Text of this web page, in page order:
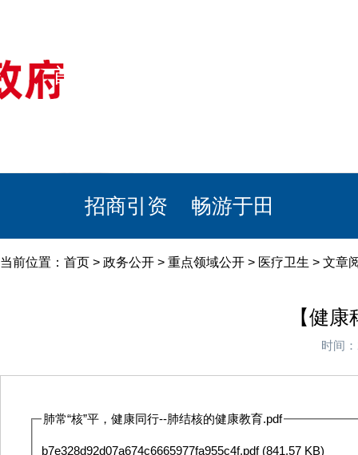
首页
招商引资 畅游于田
当前位置： 首页 > 政务公开 > 重点领域公开 > 医疗卫生 > 文章
【健
时间
肺常“核”平，健康同行--肺结核的健康教育.pdf
b7e328d92d07a674c6665977fa955c4f.pdf(841.57 KB)